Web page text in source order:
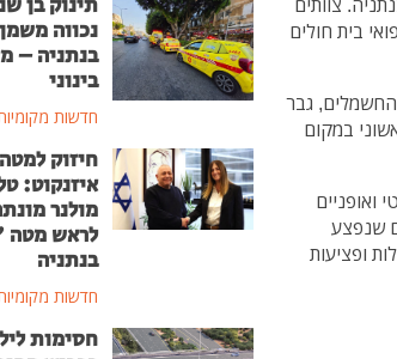
בית חולים
החשמלים, גבר
במקום
ואופניים
שנפצע
ופציעות
נכווה
בנתניה –
בינוני
חדשות
חיזוק למטה
איזנקוט:
מולנר
לראש
בנתניה
חדשות
חסימות